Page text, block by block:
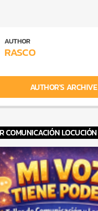
AUTHOR
RASCO
AUTHOR'S ARCHIVE
COMUNICACIÓN LOCUCIÓN